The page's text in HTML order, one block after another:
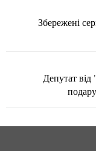
Збережені
Депутат